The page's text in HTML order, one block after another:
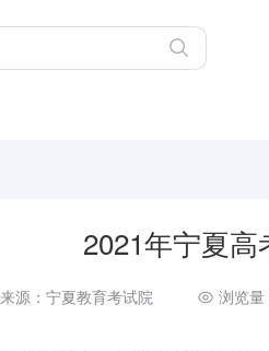
2021年宁夏
来源：宁夏教育考试院 浏览量